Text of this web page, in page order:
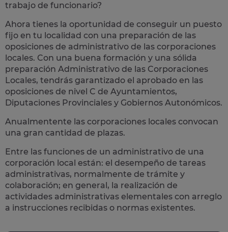
trabajo de funcionario?
Ahora tienes la oportunidad de conseguir un puesto
fijo en tu localidad con una preparación de las
oposiciones de administrativo de las corporaciones
locales. Con una buena formación y una sólida
preparación Administrativo de las Corporaciones
Locales, tendrás garantizado el aprobado en las
oposiciones de nivel C de Ayuntamientos,
Diputaciones Provinciales y Gobiernos Autonómicos.
Anualmentente las corporaciones locales convocan
una gran cantidad de plazas.
Entre las funciones de un administrativo de una
corporación local están: el desempeño de tareas
administrativas, normalmente de trámite y
colaboración; en general, la realización de
actividades administrativas elementales con arreglo
a instrucciones recibidas o normas existentes.